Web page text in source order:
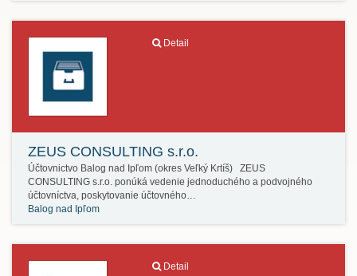
Detail
ZEUS CONSULTING s.r.o.
Účtovnictvo Balog nad Ipľom (okres Veľký Krtíš) ZEUS
CONSULTING s.r.o. ponúká vedenie jednoduchého a podvojného
účtovníctva, poskytovanie účtovného…
Balog nad Ipľom
Detail